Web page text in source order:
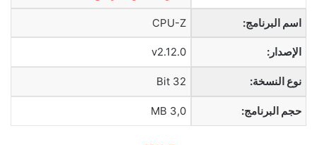
اسم البرنامج: CPU-Z
الإصدار: v2.12.0
نوع النسخة: 32 Bit
حجم البرنامج: 3,0 MB